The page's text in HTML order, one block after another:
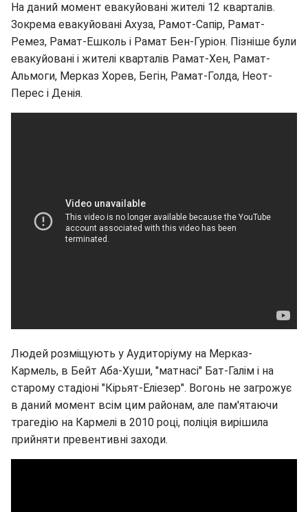
На даний момент евакуйовані жителі 12 кварталів.
Зокрема евакуйовані Ахуза, Рамот-Сапір, Рамат-
Ремез, Рамат-Ешколь і Рамат Бен-Гуріон. Пізніше були
евакуйовані і жителі кварталів Рамат-Хен, Рамат-
Альмоги, Мерказ Хорев, Бегін, Рамат-Голда, Неот-
Перес і Денія.
Людей розміщують у Аудиторіуму на Мерказ-
Кармель, в Бейт Аба-Хуши, "матнасі" Бат-Галім і на
старому стадіоні "Кірьят-Еліезер". Вогонь не загрожує
в даний момент всім цим районам, але пам'ятаючи
трагедію на Кармелі в 2010 році, поліція вирішила
прийняти превентивні заходи.